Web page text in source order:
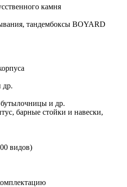
камня
тандембоксы BOYARD
др.
и др.
барные стойки и навески,
видов)